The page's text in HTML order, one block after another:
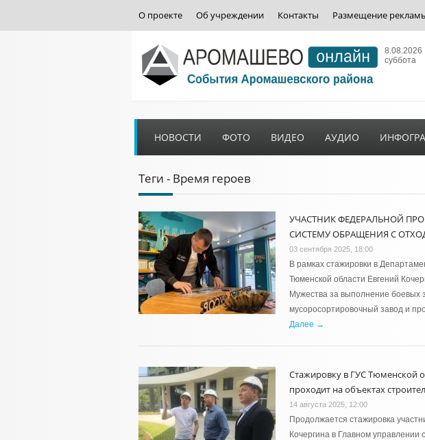
О проекте Об учреждении Контакты Размещение
8.08.2026
суббота
НОВОСТИ ФОТО ВИДЕО АУДИО
Теги - Время героев
УЧАСТНИК ФЕДЕРАЛЬНОЙ
СИСТЕМУ ОБРАЩЕНИЯ С
03 сентября 2025, 18:00
В рамках стажировки в
Тюменской области Евгений
Мужества за выполнение боевых
мусоросортировочный завод и
Далее →
Стажировку в ГУС Тюменской
проходит на объектах
14 августа 2025, 12:00
Продолжается стажировка
Кочергина в Главном управлении